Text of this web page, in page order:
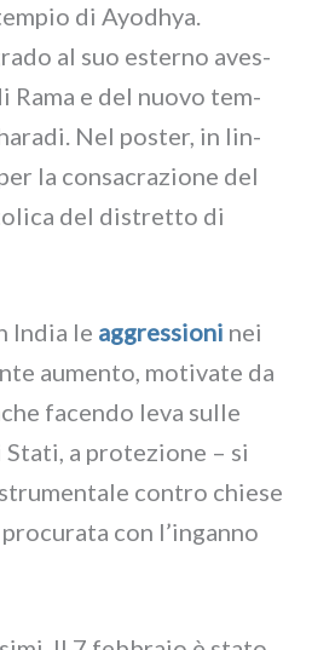
di Ayodhya.
al suo ester­no aves­
Rama e del nuo­vo tem­
Nel poster, in lin­
la con­sa­cra­zio­ne del
del distret­to di
India le aggres­sio­ni nei
aumen­to, moti­va­te da
facen­do leva sul­le
a pro­te­zio­ne – si
con­tro chie­se
con l’inganno